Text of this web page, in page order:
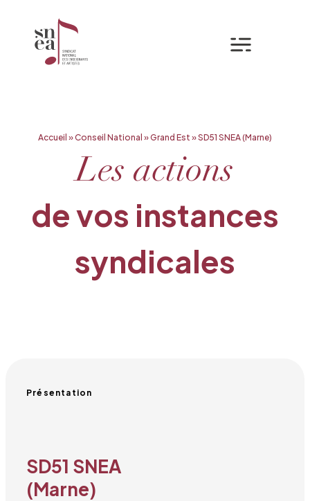
Accueil »Conseil National »Grand Est »SD51 SNEA (Marne)
Les actions
de vos instances
syndicales
Présentation
SD51 SNEA
(Marne)